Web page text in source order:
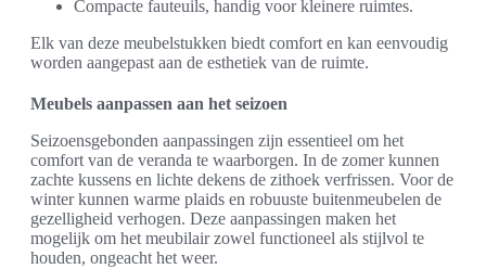
Compacte fauteuils, handig voor kleinere ruimtes.
Elk van deze meubelstukken biedt comfort en kan eenvoudig
worden aangepast aan de esthetiek van de ruimte.
Meubels aanpassen aan het seizoen
Seizoensgebonden aanpassingen zijn essentieel om het
comfort van de veranda te waarborgen. In de zomer kunnen
zachte kussens en lichte dekens de zithoek verfrissen. Voor de
winter kunnen warme plaids en robuuste buitenmeubelen de
gezelligheid verhogen. Deze aanpassingen maken het
mogelijk om het meubilair zowel functioneel als stijlvol te
houden, ongeacht het weer.